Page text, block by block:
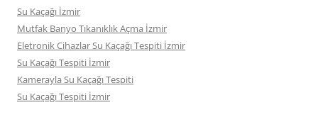
Su Kaçağı İzmir
Mutfak Banyo Tıkanıklık Açma İzmir
Eletronik Cihazlar Su Kaçağı Tespiti İzmir
Su Kaçağı Tespiti İzmir
Kamerayla Su Kaçağı Tespiti
Su Kaçağı Tespiti İzmir